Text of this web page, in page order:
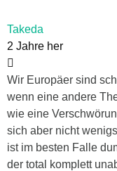
Takeda
2 Jahre her
Wir Europäer sind
wenn eine andere
wie eine
sich aber nicht
ist im besten Falle
der total komplett